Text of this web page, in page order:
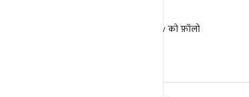
X पर @AndroidDev को फ़ॉलो